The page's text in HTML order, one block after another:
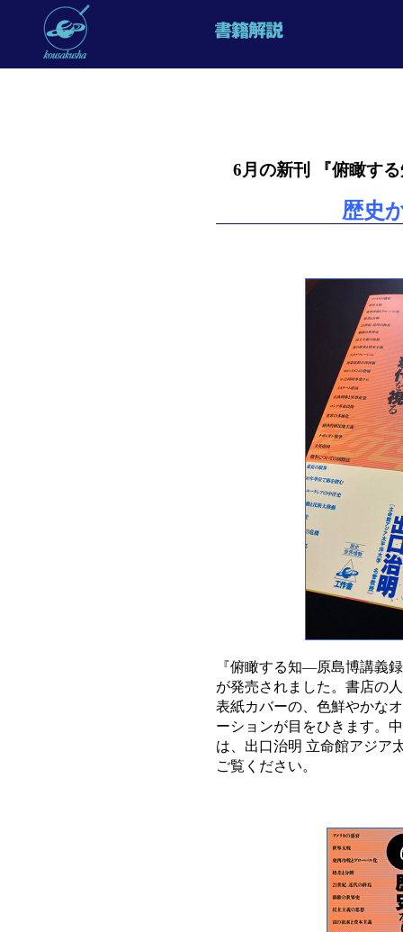
6月の新刊 『俯瞰す
歴史
『俯瞰する知—原島博講義
が発売されました。書店の
表紙カバーの、色鮮やかな
ーションが目をひきます。
は、出口治明 立命館アジア
ご覧ください。